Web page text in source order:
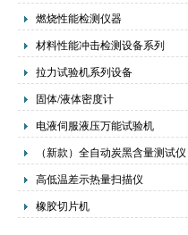
燃烧性能检测仪器
材料性能冲击检测设备系列
拉力试验机系列设备
固体/液体密度计
电液伺服液压万能试验机
（新款）全自动炭黑含量测试仪
高低温差示热量扫描仪
橡胶切片机